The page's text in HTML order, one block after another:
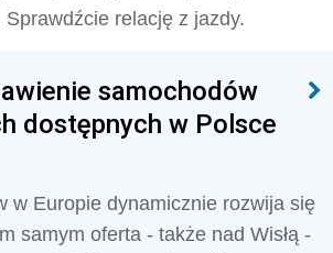
relację z jazdy.
samochodów
dostępnych w Polsce
w Europie dynamicznie rozwija się
samym oferta - także nad Wisłą -